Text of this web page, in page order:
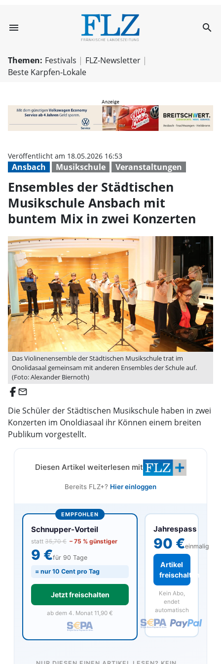
menu Ensembles der
search
Themen: Festivals
FLZ-Newsletter
Beste Karpfen-Lokale
Ansbach Musikschule Veranstaltungen
Veröffentlicht am 18.05.2026 16:53
Ensembles der Städtischen
Musikschule Ansbach mit
buntem Mix in zwei Konzerten
Das Violinenensemble der Städtischen Musikschule trat im
Onolidasaal gemeinsam mit anderen Ensembles der Schule auf.
(Foto: Alexander Biernoth)
email
Die Schüler der Städtischen Musikschule haben in zwei
Konzerten im Onoldiasaal ihr Können einem breiten
Publikum vorgestellt.
Diesen Artikel weiterlesen mit
Bereits FLZ+? Hier einloggen
Jahrespass
90 €einmalig
Artikel
freischalten
Kein Abo,
endet
automatisch
EMPFOHLEN
Schnupper-Vorteil
statt 35,70 € – 75 % günstiger
9 €für 90 Tage
= nur 10 Cent pro Tag
Jetzt freischalten
ab dem 4. Monat 11,90 €